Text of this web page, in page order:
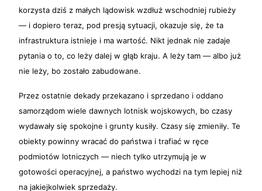
korzysta dziś z małych lądowisk wzdłuż wschodniej rubieży
— i dopiero teraz, pod presją sytuacji, okazuje się, że ta
infrastruktura istnieje i ma wartość. Nikt jednak nie zadaje
pytania o to, co leży dalej w głąb kraju. A leży tam — albo już
nie leży, bo zostało zabudowane.
Przez ostatnie dekady przekazano i sprzedano i oddano
samorządom wiele dawnych lotnisk wojskowych, bo czasy
wydawały się spokojne i grunty kusiły. Czasy się zmieniły. Te
obiekty powinny wracać do państwa i trafiać w ręce
podmiotów lotniczych — niech tylko utrzymują je w
gotowości operacyjnej, a państwo wychodzi na tym lepiej niż
na jakiejkolwiek sprzedaży.